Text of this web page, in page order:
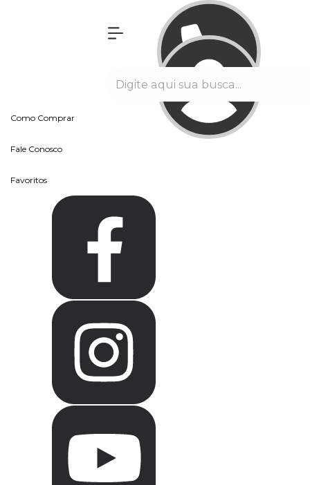
Como Comprar
Fale Conosco
Favoritos